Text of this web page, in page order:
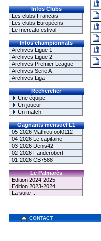
Infos Clubs
Les clubs Français
Les clubs Européens
Le mercato estival
Infos championnats
Archives Ligue 1
Archives Ligue 2
Archives Premier League
Archives Serie A
Archives Liga
Rechercher
Une équipe
Un joueur
Un match
Gagnants mensuel L1
05-2026 Mathieufoot0112
04-2026 Le capitaine
03-2026 Denis42
02-2026 Fanderobert
01-2026 CB7588
Le Palmarès
Edition 2024-2025
Edition 2023-2024
La suite ...
CONTACT